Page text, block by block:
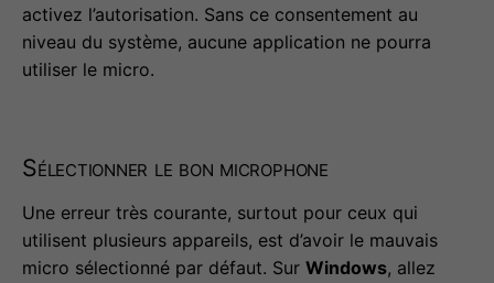
activez l’autorisation. Sans ce consentement au
niveau du système, aucune application ne pourra
utiliser le micro.
Sélectionner le bon microphone
Une erreur très courante, surtout pour ceux qui
utilisent plusieurs appareils, est d’avoir le mauvais
micro sélectionné par défaut. Sur Windows, allez